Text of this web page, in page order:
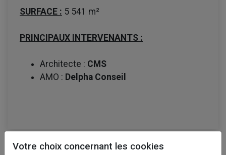
SURFACE : 5 541 m²
PRINCIPAUX INTERVENANTS :
Architecte : CMS
AMO : Delpha Conseil
Votre choix concernant les cookies